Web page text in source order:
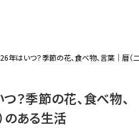
年はいつ？季節の花、食べ物、言葉｜暦（
？季節の花、食べ物、
のある生活